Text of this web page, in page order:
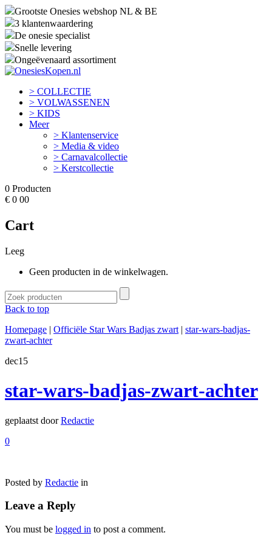
Grootste Onesies webshop NL & BE
3 klantenwaardering
De onesie specialist
Snelle levering
Ongeëvenaard assortiment
> COLLECTIE
> VOLWASSENEN
> KIDS
Meer
> Klantenservice
> Media & video
> Carnavalcollectie
> Kerstcollectie
0 Producten
€ 0 00
Cart
Leeg
Geen producten in de winkelwagen.
Back to top
Homepage | Officiële Star Wars Badjas zwart | star-wars-badjas-
zwart-achter
dec15
star-wars-badjas-zwart-achter
geplaatst doorRedactie
0
Posted by Redactie in
Leave a Reply
You must be logged in to post a comment.